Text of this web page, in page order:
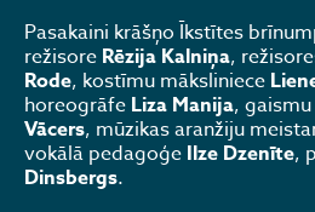
Pasakaini krāšņo Īkstītes
režisore Rēzija Kalniņa,
Rode, kostīmu māksliniece
horeogrāfe Liza Manija,
Vācers, mūzikas aranžiju
vokālā pedagoģe Ilze Dzenīte,
Dinsbergs.